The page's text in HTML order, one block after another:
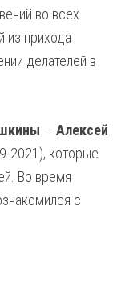
во всех
из прихода
делателей в
— Алексей
2021), которые
Во время
с